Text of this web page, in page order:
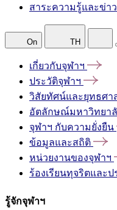
สาระความรู้และข่า
On TH
เกี่ยวกับจุฬาฯ
ประวัติจุฬาฯ
วิสัยทัศน์และยุทธศา
อัตลักษณ์มหาวิทยา
จุฬาฯ กับความยั่งยืน
ข้อมูลและสถิติ
หน่วยงานของจุฬาฯ
ร้องเรียนทุจริตและ
รู้จักจุฬาฯ